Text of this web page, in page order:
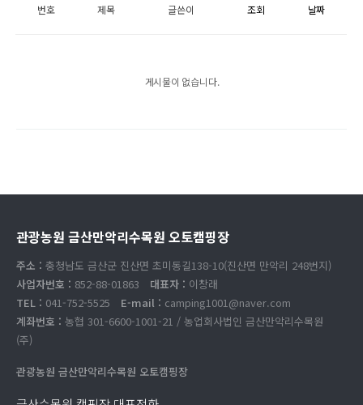
번호 제목 글쓴이 조회 날짜
게시물이 없습니다.
관광농원 금산만악리수목원 오토캠핑장
주소 : 충청남도 금산군 진산면 초미동길138-10(진산면 만악리 248번지)
사업자번호 : 852-88-01863 대표자 : 이창래
TEL : 041-752-5525 E-mail : camping1001@naver.com
계좌번호 : 농협 301-6600-1001-21 / 농업회사법인 금산만악리수목원
(주)
관광농원 금산만악리수목원 오토캠핑장